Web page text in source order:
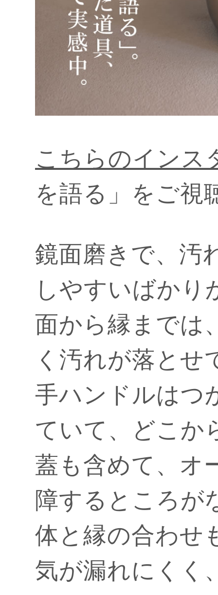
こちらのインス
を語る」をご視
鏡面磨きで、汚
しやすいばかり
面から縁までは
く汚れが落とせ
手ハンドルはつ
ていて、どこか
蓋も含めて、オ
障するところが
体と縁の合わせ
気が漏れにくく